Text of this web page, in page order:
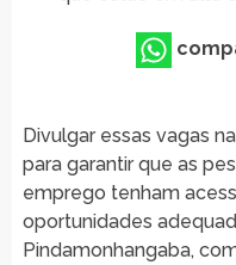
Divulgar essas vagas
para garantir que as
emprego tenham
oportunidades
Pindamonhangaba,